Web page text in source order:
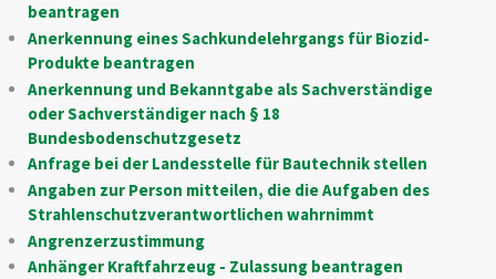
beantragen
Anerkennung eines Sachkundelehrgangs für Biozid-
Produkte beantragen
Anerkennung und Bekanntgabe als Sachverständige
oder Sachverständiger nach § 18
Bundesbodenschutzgesetz
Anfrage bei der Landesstelle für Bautechnik stellen
Angaben zur Person mitteilen, die die Aufgaben des
Strahlenschutzverantwortlichen wahrnimmt
Angrenzerzustimmung
Anhänger Kraftfahrzeug - Zulassung beantragen